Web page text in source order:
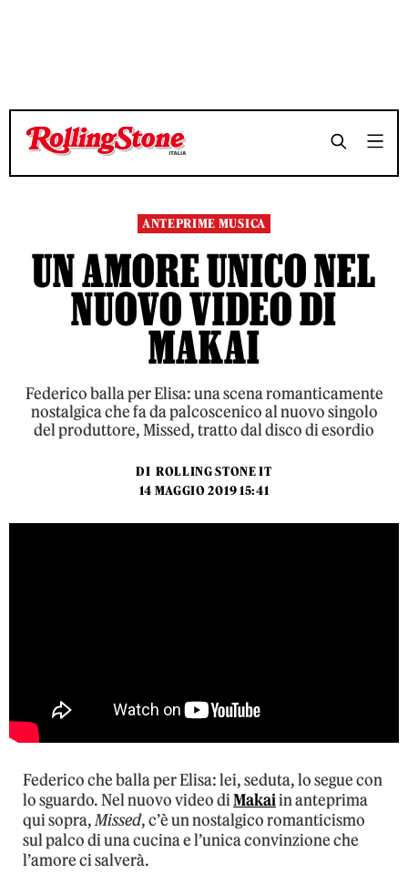
TEMPO DI LETTURA 2 MINUTI SHARE
TEMPO DI LETTURA 2 MINUTI SHARE
ANTEPRIME MUSICA
UN AMORE UNICO NEL
NUOVO VIDEO DI
MAKAI
Federico balla per Elisa: una scena romanticamente
nostalgica che fa da palcoscenico al nuovo singolo
del produttore, Missed, tratto dal disco di esordio
DI ROLLING STONE IT
14 MAGGIO 2019 15:41
Federico che balla per Elisa: lei, seduta, lo segue con
lo sguardo. Nel nuovo video diMakaiin anteprima
qui sopra,Missed, c’è un nostalgico romanticismo
sul palco di una cucina e l’unica convinzione che
l’amore ci salverà.